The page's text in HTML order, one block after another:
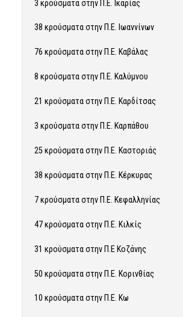
3 κρούσματα στην Π.Ε. Ικαρίας
38 κρούσματα στην Π.Ε. Ιωαννίνων
76 κρούσματα στην Π.Ε. Καβάλας
8 κρούσματα στην Π.Ε. Καλύμνου
21 κρούσματα στην Π.Ε. Καρδίτσας
3 κρούσματα στην Π.Ε. Καρπάθου
25 κρούσματα στην Π.Ε. Καστοριάς
38 κρούσματα στην Π.Ε. Κέρκυρας
7 κρούσματα στην Π.Ε. Κεφαλληνίας
47 κρούσματα στην Π.Ε. Κιλκίς
31 κρούσματα στην Π.Ε Κοζάνης
50 κρούσματα στην Π.Ε. Κορινθίας
10 κρούσματα στην Π.Ε. Κω